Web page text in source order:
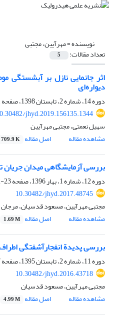
نویسنده =مهرآیین، مجتبی
تعداد مقالات: 5
اثر جانمایی نازل بر
دیواره‌ای
دوره 14، شماره 2، تابستان 1398، صفحه
jhyd.2019.156135.1344
سهیل نعمتی، مجتبی مهرآیین
مشاهده مقاله
اصل مقاله 709.9 K
بررسی آزمایشگاهی میدان
دوره 12، شماره 1، بهار 1396، صفحه
23-42
10.30482/jhyd.2017.48745
مجتبی مهرآیین، مسعود قدسیان،
مشاهده مقاله
اصل مقاله 1.69 M
بررسی پدیدة انفجارآشفتگی
دوره 11، شماره 2، تابستان 1395، صفحه
10.30482/jhyd.2016.43718
مجتبی مهرآیین، مسعود قدسیان
مشاهده مقاله
اصل مقاله 4.99 M